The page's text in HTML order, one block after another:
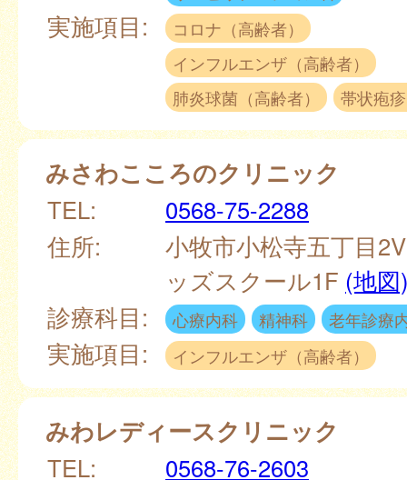
実施項目:
コロナ（高齢者）
インフルエンザ（高齢者）
肺炎球菌（高齢者）
帯状疱
みさわこころのクリニック
TEL:
0568-75-2288
住所:
小牧市小松寺五丁目
ッズスクール1F (地図
診療科目:
心療内科 精神科 老年診療
実施項目: インフルエンザ（高齢者）
みわレディースクリニック
TEL:
0568-76-2603